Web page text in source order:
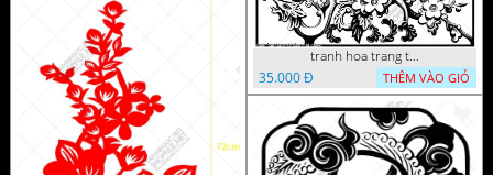
tranh hoa trang tri dep mat
35.000 Đ
THÊM VÀO GIỎ